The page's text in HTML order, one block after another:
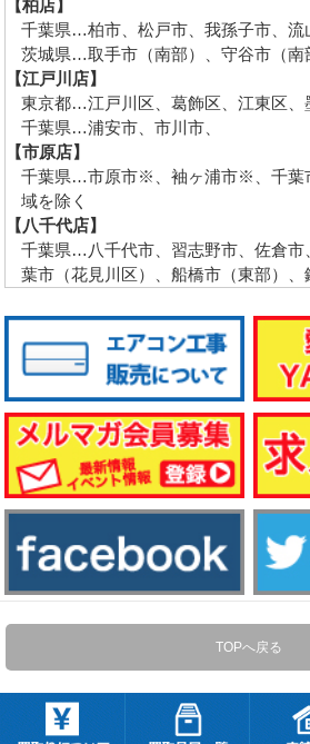
【柏店】
千葉県…柏市、松戸市、我孫子市、流
茨城県…取手市（南部）、守谷市（南
【江戸川店】
東京都…江戸川区、葛飾区、江東区、
千葉県…浦安市、市川市、
【市原店】
千葉県…市原市※、袖ヶ浦市※、千
域を除く
【八千代店】
千葉県…八千代市、習志野市、佐倉市
葉市（花見川区）、船橋市（東部）、
TOPへ戻る